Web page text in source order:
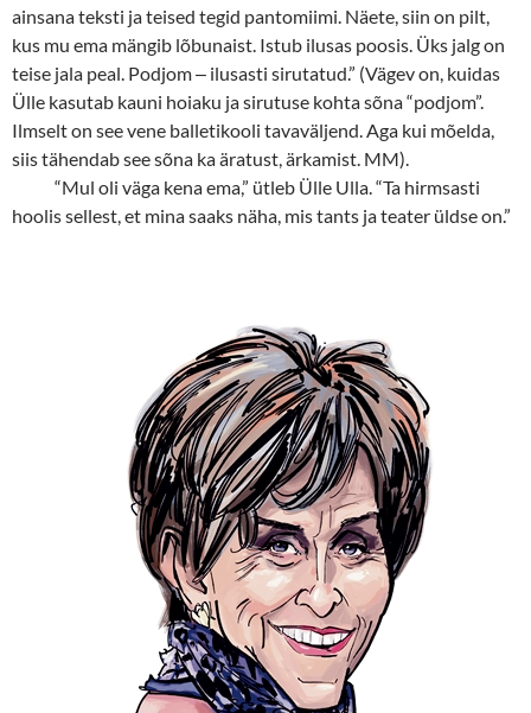
ainsana teksti ja teised tegid pantomiimi. Näete, siin on pilt,
kus mu ema mängib lõbunaist. Istub ilusas poosis. Üks jalg on
teise jala peal. Podjom‒ ilusasti sirutatud.” (Vägev on, kuidas
Ülle kasutab kauni hoiaku ja sirutuse kohta sõna “podjom”.
Ilmselt on see vene balletikooli tavaväljend. Aga kui mõelda,
siis tähendab see sõna ka äratust, ärkamist. MM).
“Mul oli väga kena ema,” ütleb Ülle Ulla. “Ta hirmsasti
hoolis sellest, et mina saaks näha, mis tants ja teater üldse on.”